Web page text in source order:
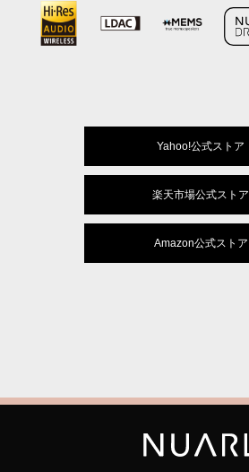
Yahoo!公式ストア
楽天市場公式ストア
Amazon公式ストア